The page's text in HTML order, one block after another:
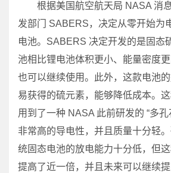
根据美国航空航天局 NASA 消
发部门 SABERS，决定从零开始为
电池。SABERS 决定开发的是固态
池相比锂电池体积更小、能量密度
也可以继续使用。此外，这款电池
易获得的硫元素，能够降低成本。
用到了一种 NASA 此前研发的 “多
非常高的导电性，并且质量十分轻
统固态电池的放电能力十分低，但
提高了近一倍，并且未来可以继续提